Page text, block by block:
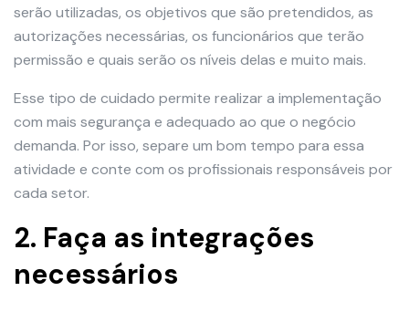
serão utilizadas, os objetivos que são pretendidos, as
autorizações necessárias, os funcionários que terão
permissão e quais serão os níveis delas e muito mais.
Esse tipo de cuidado permite realizar a implementação
com mais segurança e adequado ao que o negócio
demanda. Por isso, separe um bom tempo para essa
atividade e conte com os profissionais responsáveis por
cada setor.
2. Faça as integrações
necessários